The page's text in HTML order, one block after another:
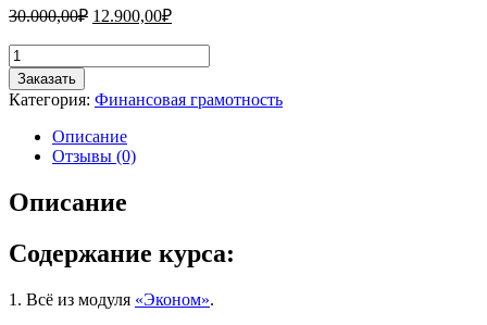
30.000,00₽ Первоначальная
составляла
30.000,00₽.
12.900,00₽Текущая
Количество
товара
Курс
"Надёжные
инвестиции".
Пакет
"Стандарт"
Заказать
Категория: Финансовая грамотность
Описание
Отзывы (0)
Описание
Содержание курса:
1. Всё из модуля «Эконом».